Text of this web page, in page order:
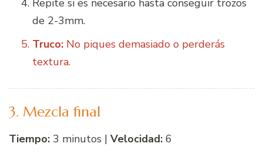
Repite si es necesario hasta conseguir trozos
de 2-3mm.
Truco: No piques demasiado o perderás
textura.
3. Mezcla final
Tiempo: 3 minutos | Velocidad: 6